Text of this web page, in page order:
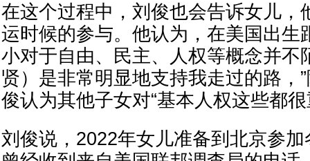
在这个过程中，刘俊也会告诉女儿，
运时候的参与。他认为，在美国出生
小对于自由、民主、人权等概念并不
贤）是非常明显地支持我走过的路，
俊认为其他子女对“基本人权这些都很
刘俊说，2022年女儿准备到北京参